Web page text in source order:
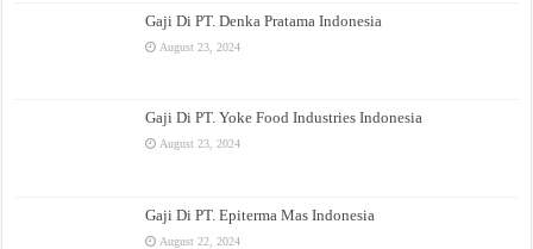
Gaji Di PT. Denka Pratama Indonesia
August 23, 2024
Gaji Di PT. Yoke Food Industries Indonesia
August 23, 2024
Gaji Di PT. Epiterma Mas Indonesia
August 22, 2024